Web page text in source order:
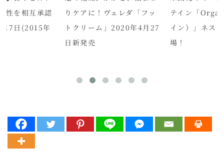
性を相互承認
17日(2015年
りケアに！ヴェレダ「フッ
トクリーム」2020年4月27
日新発売
テイン「
イン）」ネス
場！